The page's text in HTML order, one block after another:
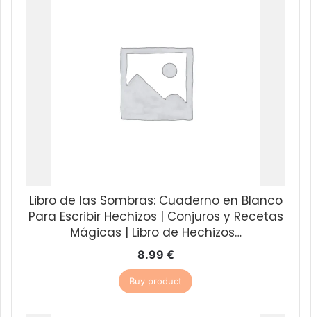
Libro de las Sombras: Cuaderno en Blanco
Para Escribir Hechizos | Conjuros y Recetas
Mágicas | Libro de Hechizos…
8.99 €
Buy product